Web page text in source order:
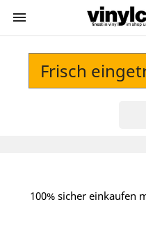

Frisch
100% sicher einkaufen